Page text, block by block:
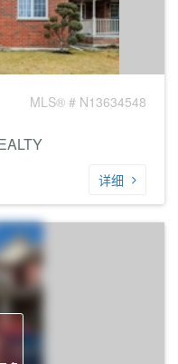
MLS® # N13634548
详细